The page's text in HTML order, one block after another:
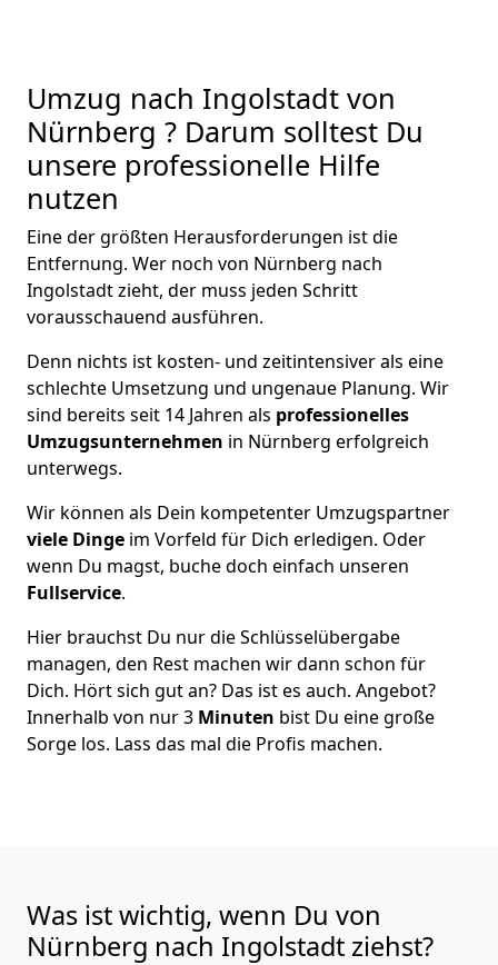
Umzug nach Ingolstadt von
Nürnberg ? Darum solltest Du
unsere professionelle Hilfe
nutzen
Eine der größten Herausforderungen ist die
Entfernung. Wer noch von Nürnberg nach
Ingolstadt zieht, der muss jeden Schritt
vorausschauend ausführen.
Denn nichts ist kosten- und zeitintensiver als eine
schlechte Umsetzung und ungenaue Planung. Wir
sind bereits seit 14 Jahren als professionelles
Umzugsunternehmen in Nürnberg erfolgreich
unterwegs.
Wir können als Dein kompetenter Umzugspartner
viele Dinge im Vorfeld für Dich erledigen. Oder
wenn Du magst, buche doch einfach unseren
Fullservice.
Hier brauchst Du nur die Schlüsselübergabe
managen, den Rest machen wir dann schon für
Dich. Hört sich gut an? Das ist es auch. Angebot?
Innerhalb von nur 3 Minuten bist Du eine große
Sorge los. Lass das mal die Profis machen.
Was ist wichtig, wenn Du von
Nürnberg nach Ingolstadt ziehst?